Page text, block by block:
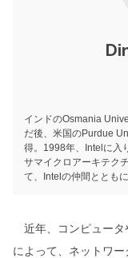
インドのOsmania
だ後、米国のPurdue
得。1998年、Intelに入
サマイクロアーキテク
て、Intelの仲間ととも
近年、コンピュータ
によって、ネットワ